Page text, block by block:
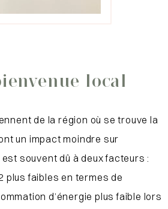
local
de la région où se trouve la
un impact moindre sur
souvent dû à deux facteurs :
plus faibles en termes de
d’énergie plus faible lors